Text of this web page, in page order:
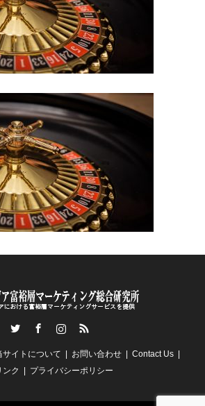
RSS
サイトについて お問い合わせ
Contact Us
ンク
プライバシーポリシー